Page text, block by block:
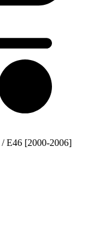
/ E46 [2000-2006]